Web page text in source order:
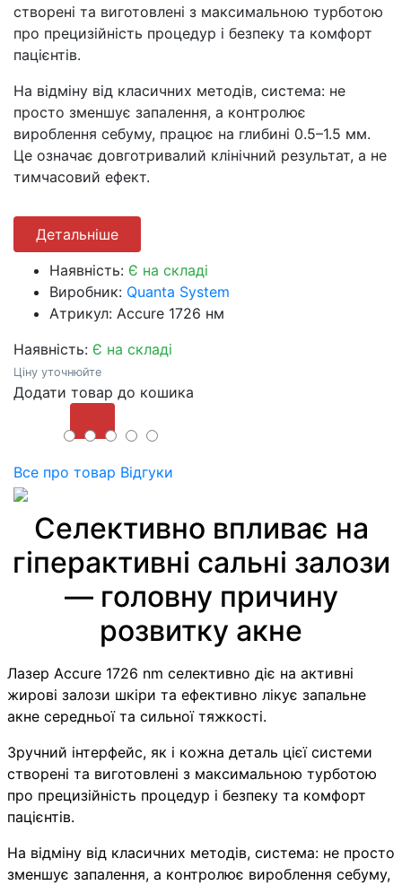
створені та виготовлені з максимальною турботою
про прецизійність процедур і безпеку та комфорт
пацієнтів.
На відміну від класичних методів, система: не
просто зменшує запалення, а контролює
вироблення себуму, працює на глибині 0.5–1.5 мм.
Це означає довготривалий клінічний результат, а не
тимчасовий ефект.
Детальніше
Наявність: Є на складі
Виробник: Quanta System
Атрикул: Accure 1726 нм
Наявність: Є на складі
Ціну уточнюйте
Додати товар до кошика
Все про товар Відгуки
Селективно впливає на
гіперактивні сальні залози
— головну причину
розвитку акне
Лазер Accure 1726 nm селективно діє на активні
жирові залози шкіри та ефективно лікує запальне
акне середньої та сильної тяжкості.
Зручний інтерфейс, як і кожна деталь цієї системи
створені та виготовлені з максимальною турботою
про прецизійність процедур і безпеку та комфорт
пацієнтів.
На відміну від класичних методів, система: не просто
зменшує запалення, а контролює вироблення себуму,